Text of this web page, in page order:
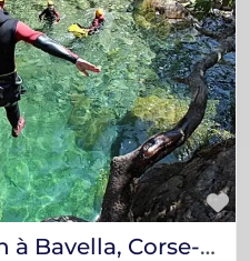
Pulischellu – Canyon à Bavella, Corse-Du-Sud